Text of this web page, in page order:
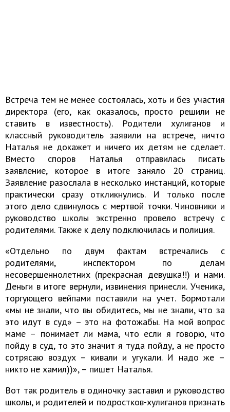
Встреча тем не менее состоялась, хоть и без участия
директора (его, как оказалось, просто решили не
ставить в известность). Родители хулиганов и
классный руководитель заявили на встрече, ничто
Наталья не докажет и ничего их детям не сделает.
Вместо споров Наталья отправилась писать
заявление, которое в итоге заняло 20 страниц.
Заявление разослала в несколько инстанций, которые
практически сразу откликнулись. И только после
этого дело сдвинулось с мертвой точки. Чиновники и
руководство школы экстренно провело встречу с
родителями. Также к делу подключилась и полиция.
«Отдельно по двум фактам встречались с
родителями, инспектором по делам
несовершеннолетних (прекрасная девушка!!) и нами.
Деньги в итоге вернули, извинения принесли. Ученика,
торгующего вейпами поставили на учет. Бормотали
«мы не знали, что вы обидитесь, мы не знали, что за
это идут в суд» – это на фотожабы. На мой вопрос
маме – понимает ли мама, что если я говорю, что
пойду в суд, то это значит я туда пойду, а не просто
сотрясаю воздух – кивали и угукали. И надо же –
никто не хамил))», – пишет Наталья.
Вот так родитель в одиночку заставил и руководство
школы, и родителей и подростков-хулиганов признать